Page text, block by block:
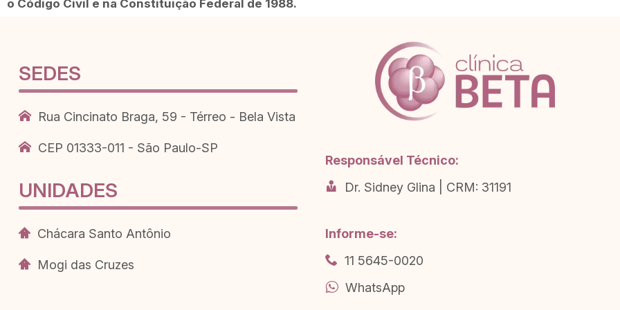
o Código Civil e na Constituição Federal de 1988.
SEDES
Rua Cincinato Braga, 59 - Térreo - Bela Vista
CEP 01333-011 - São Paulo-SP
UNIDADES
Chácara Santo Antônio
Mogi das Cruzes
Responsável Técnico:
Dr. Sidney Glina | CRM: 31191
Informe-se:
11 5645-0020
WhatsApp